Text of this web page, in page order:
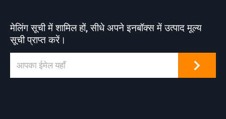
मेलिंग सूची में शामिल हों, सीधे अपने इनबॉक्स में उत्पाद मूल्य
सूची प्राप्त करें।